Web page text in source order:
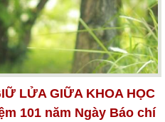
LỬA GIỮA KHOA HỌC
101 năm Ngày Báo chí